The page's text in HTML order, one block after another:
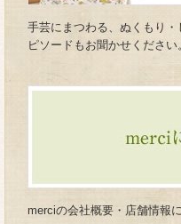
手芸にまつわる、ぬくもり
ピソードもお聞かせください
merciの会社概要・店舗情報